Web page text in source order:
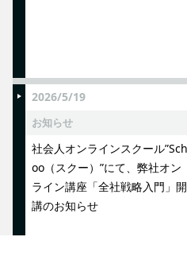
2026/5/19
お知らせ
社会人オンラインスクール”Sch
oo（スクー）”にて、弊社オン
ライン講座「全社戦略入門」開
講のお知らせ